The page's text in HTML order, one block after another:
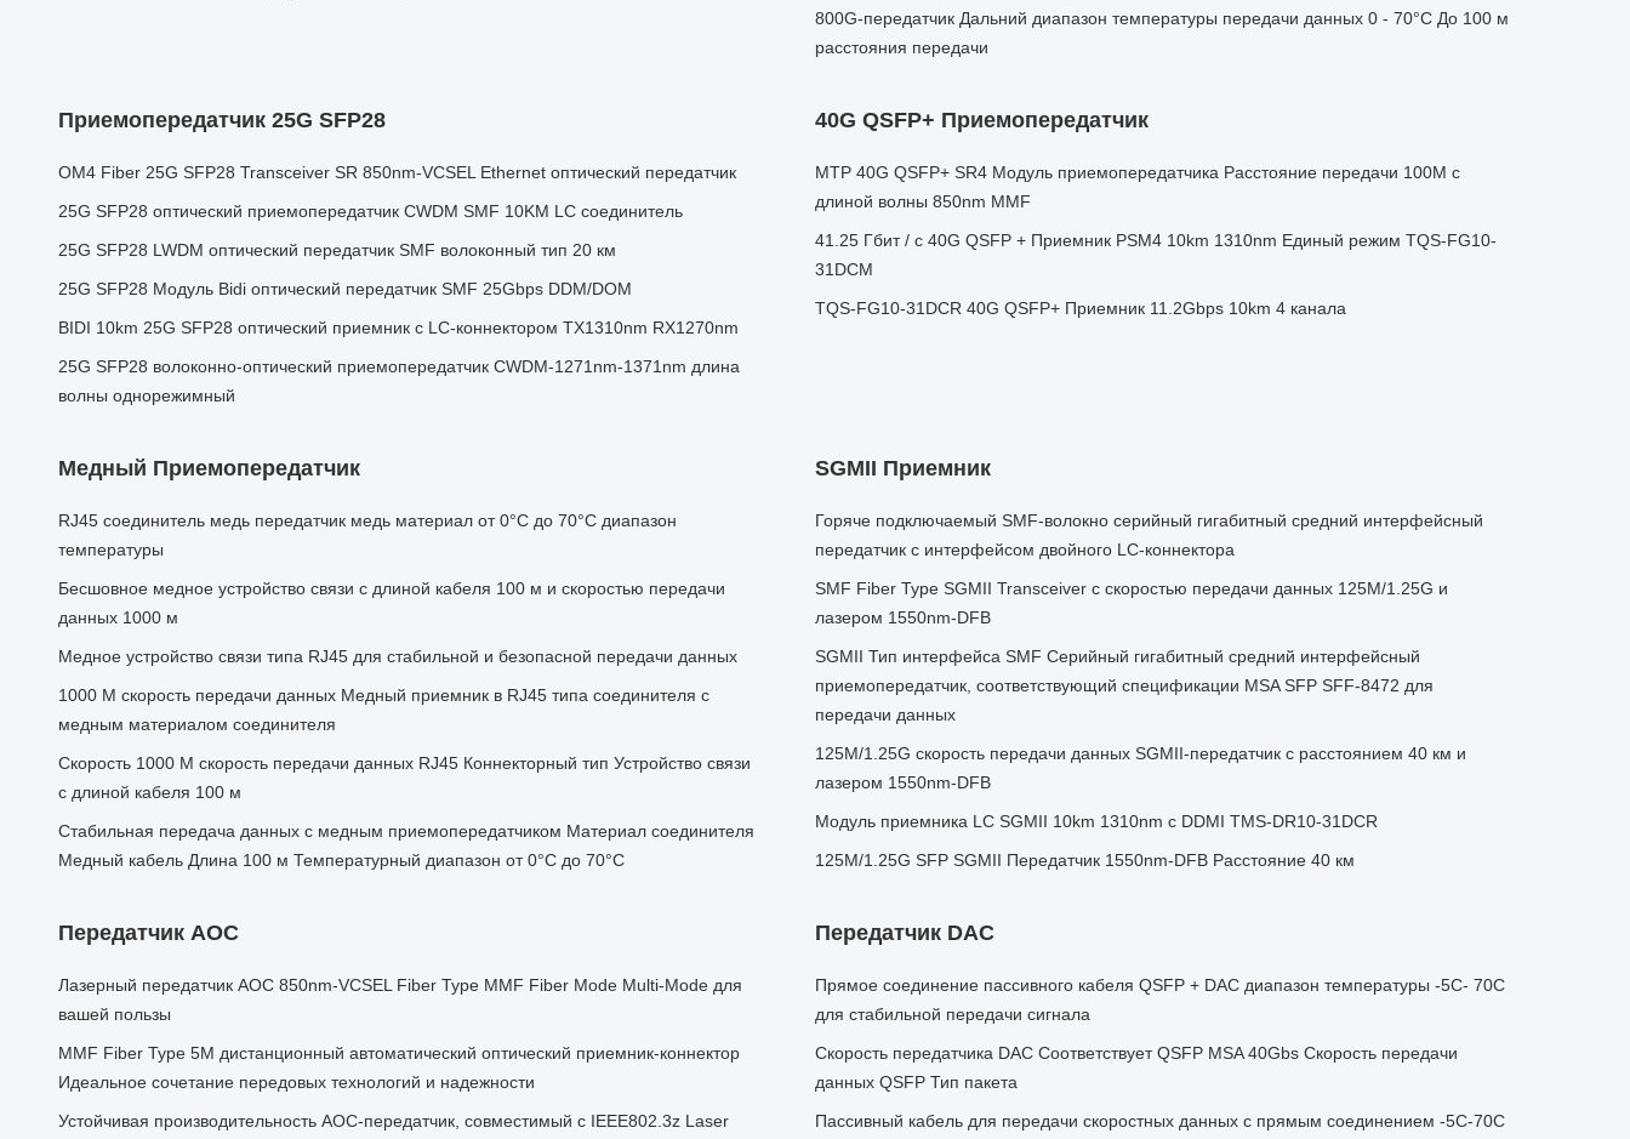
800G-передатчик Дальний диапазон температуры передачи данных 0 - 70°C До 100 м
расстояния передачи
Приемопередатчик 25G SFP28
OM4 Fiber 25G SFP28 Transceiver SR 850nm-VCSEL Ethernet оптический передатчик
25G SFP28 оптический приемопередатчик CWDM SMF 10KM LC соединитель
25G SFP28 LWDM оптический передатчик SMF волоконный тип 20 км
25G SFP28 Модуль Bidi оптический передатчик SMF 25Gbps DDM/DOM
BIDI 10km 25G SFP28 оптический приемник с LC-коннектором TX1310nm RX1270nm
25G SFP28 волоконно-оптический приемопередатчик CWDM-1271nm-1371nm длина
волны однорежимный
40G QSFP+ Приемопередатчик
MTP 40G QSFP+ SR4 Модуль приемопередатчика Расстояние передачи 100M с
длиной волны 850nm MMF
41.25 Гбит / с 40G QSFP + Приемник PSM4 10km 1310nm Единый режим TQS-FG10-
31DCM
TQS-FG10-31DCR 40G QSFP+ Приемник 11.2Gbps 10km 4 канала
Медный Приемопередатчик
RJ45 соединитель медь передатчик медь материал от 0°C до 70°C диапазон
температуры
Бесшовное медное устройство связи с длиной кабеля 100 м и скоростью передачи
данных 1000 м
Медное устройство связи типа RJ45 для стабильной и безопасной передачи данных
1000 М скорость передачи данных Медный приемник в RJ45 типа соединителя с
медным материалом соединителя
Скорость 1000 М скорость передачи данных RJ45 Коннекторный тип Устройство связи
с длиной кабеля 100 м
Стабильная передача данных с медным приемопередатчиком Материал соединителя
Медный кабель Длина 100 м Температурный диапазон от 0°C до 70°C
SGMII Приемник
Горяче подключаемый SMF-волокно серийный гигабитный средний интерфейсный
передатчик с интерфейсом двойного LC-коннектора
SMF Fiber Type SGMII Transceiver с скоростью передачи данных 125M/1.25G и
лазером 1550nm-DFB
SGMII Тип интерфейса SMF Серийный гигабитный средний интерфейсный
приемопередатчик, соответствующий спецификации MSA SFP SFF-8472 для
передачи данных
125M/1.25G скорость передачи данных SGMII-передатчик с расстоянием 40 км и
лазером 1550nm-DFB
Модуль приемника LC SGMII 10km 1310nm с DDMI TMS-DR10-31DCR
125M/1.25G SFP SGMII Передатчик 1550nm-DFB Расстояние 40 км
Передатчик AOC
Лазерный передатчик AOC 850nm-VCSEL Fiber Type MMF Fiber Mode Multi-Mode для
вашей пользы
MMF Fiber Type 5M дистанционный автоматический оптический приемник-коннектор
Идеальное сочетание передовых технологий и надежности
Устойчивая производительность AOC-передатчик, совместимый с IEEE802.3z Laser
Передатчик DAC
Прямое соединение пассивного кабеля QSFP + DAC диапазон температуры -5C- 70C
для стабильной передачи сигнала
Скорость передатчика DAC Соответствует QSFP MSA 40Gbs Скорость передачи
данных QSFP Тип пакета
Пассивный кабель для передачи скоростных данных с прямым соединением -5C-70C